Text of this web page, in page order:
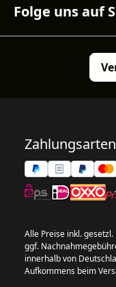
Folge uns auf
Zahlungsarten
Alle Preise inkl.
ggf.
innerhalb von
Aufkommens beim